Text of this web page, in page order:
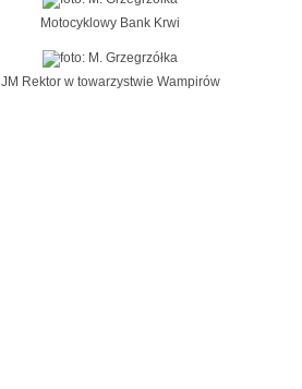
Motocyklowy Bank Krwi
JM Rektor w towarzystwie Wampirów